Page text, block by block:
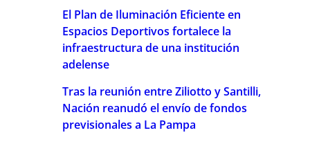
El Plan de Iluminación Eficiente en
Espacios Deportivos fortalece la
infraestructura de una institución
adelense
Tras la reunión entre Ziliotto y Santilli,
Nación reanudó el envío de fondos
previsionales a La Pampa